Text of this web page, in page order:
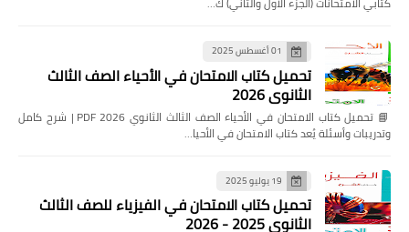
01 أغسطس 2025
تحميل كتاب الامتحان في الأحياء الصف الثالث
الثانوي 2026
📘 تحميل كتاب الامتحان في الأحياء الصف الثالث الثانوي 2026 PDF | شرح كامل
وتدريبات وأسئلة يُعد كتاب الامتحان في الأحيا…
19 يوليو 2025
تحميل كتاب الامتحان في الفيزياء للصف الثالث
الثانوي 2025 - 2026